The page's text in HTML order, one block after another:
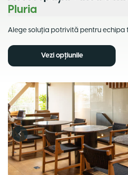
Pluria
Alege soluția potrivită pentru echipa
Vezi opțiunile
Previous slide